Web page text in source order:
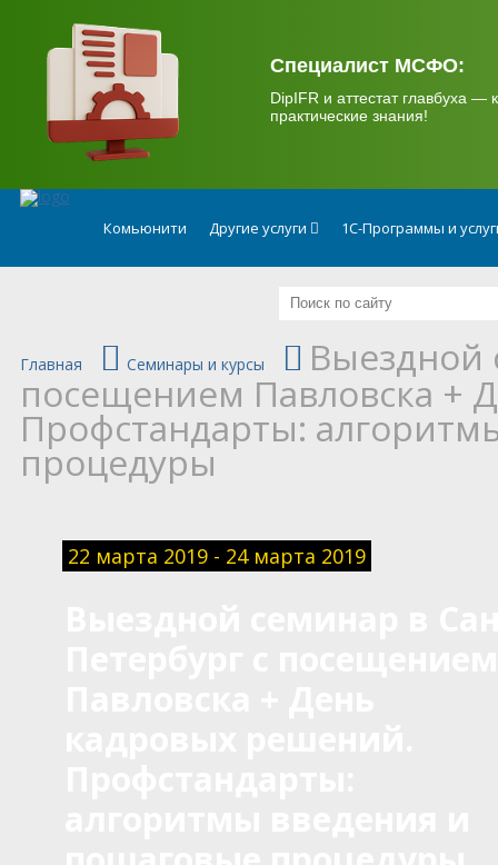
Специалист МСФО:
DipIFR и аттестат главбуха —
практические знания!
Комьюнити Другие услуги 1С-Программы и
Главная Семинары и курсы Выездной
посещением Павловска +
Профстандарты:
процедуры
22 марта 2019 - 24 марта 2019